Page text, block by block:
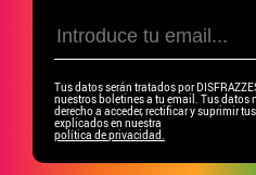
Tus datos serán tratados por
nuestros boletines a tu email. Tus datos
derecho a acceder, rectificar y suprimir
explicados en nuestra
política de privacidad.